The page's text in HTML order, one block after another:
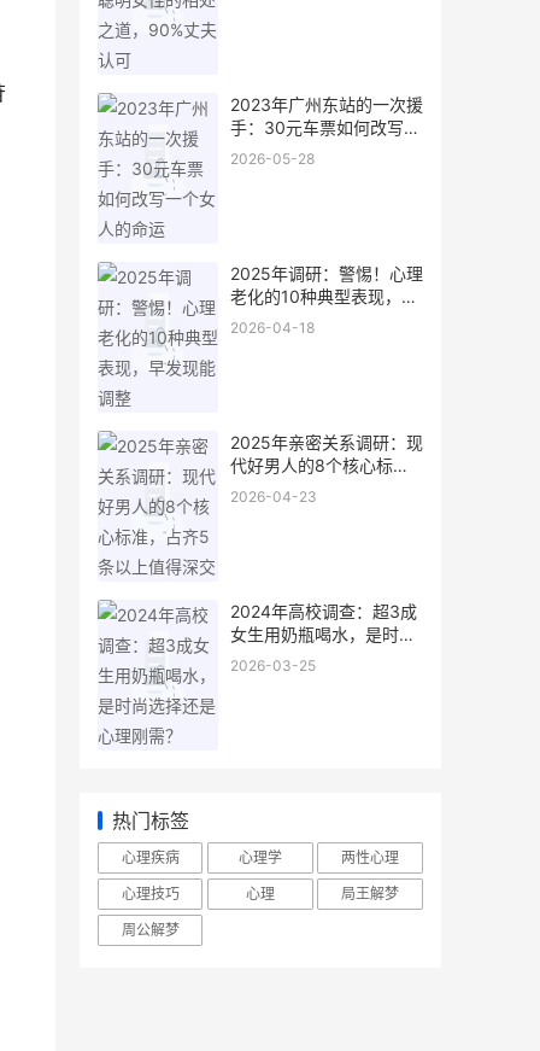
2023年广州东站的一次援
手：30元车票如何改写一
个女人的命运
2026-05-28
2025年调研：警惕！心理
老化的10种典型表现，早
发现能调整
2026-04-18
2025年亲密关系调研：现
代好男人的8个核心标
准，占齐5条以上值得深
2026-04-23
2024年高校调查：超3成
女生用奶瓶喝水，是时尚
选择还是心理刚需？
2026-03-25
热门标签
心理疾病 心理学
两性心理
心理技巧
心理
局王解梦
周公解梦